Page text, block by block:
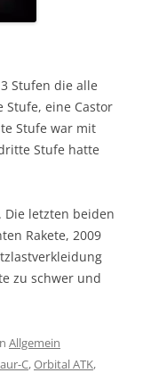
Stufen die alle
Stufe, eine Castor
Stufe war mit
Stufe hatte
Die letzten beiden
Rakete, 2009
zu schwer und
Allgemein
C,Orbital ATK,